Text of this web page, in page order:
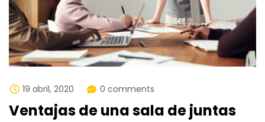
19 abril, 2020 0 comments
Ventajas de una sala de juntas